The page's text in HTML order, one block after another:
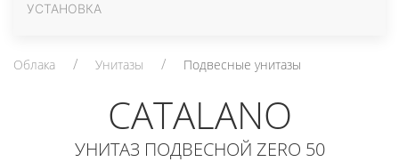
УСТАНОВКА
Облака Унитазы Подвесные унитазы
CATALANO
УНИТАЗ ПОДВЕСНОЙ ZERO 50